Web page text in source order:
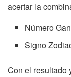
acertar la
Número
Signo
Con el resultado